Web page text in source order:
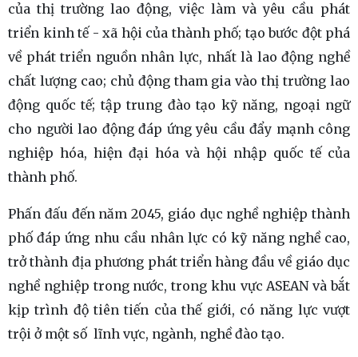
của thị trường lao động, việc làm và yêu cầu phát
triển kinh tế - xã hội của thành phố; tạo bước đột phá
về phát triển nguồn nhân lực, nhất là lao động nghề
chất lượng cao; chủ động tham gia vào thị trường lao
động quốc tế; tập trung đào tạo kỹ năng, ngoại ngữ
cho người lao động đáp ứng yêu cầu đẩy mạnh công
nghiệp hóa, hiện đại hóa và hội nhập quốc tế của
thành phố.
Phấn đấu đến năm 2045, giáo dục nghề nghiệp thành
phố đáp ứng nhu cầu nhân lực có kỹ năng nghề cao,
trở thành địa phương phát triển hàng đầu về giáo dục
nghề nghiệp trong nước, trong khu vực ASEAN và bắt
kịp trình độ tiên tiến của thế giới, có năng lực vượt
trội ở một số lĩnh vực, ngành, nghề đào tạo.